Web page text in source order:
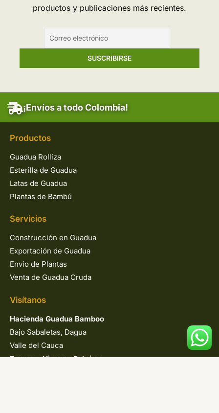
productos y publicaciones más recientes.
¡Envíos a todo Colombia!
Productos
Guadua Rolliza
Esterilla de Guadua
Latas de Guadua
Plantas de Bambú
Servicios
Construcción en Guadua
Exportación de Guadua
Envío de Plantas
Venta de Guadua Cruda
Visítanos
Hacienda Guadua Bamboo
Bajo Sabaletas, Dagua
Valle del Cauca
Parque•Vivero•Fabrica